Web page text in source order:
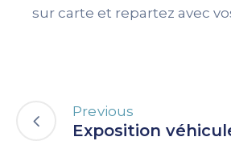
sur carte et repartez avec
Previous
Exposition